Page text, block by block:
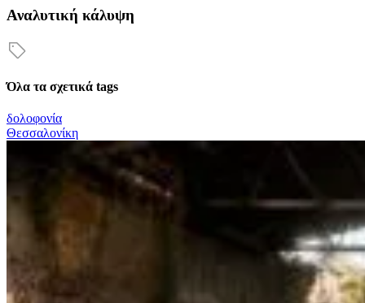
Αναλυτική κάλυψη
Όλα τα σχετικά tags
δολοφονία
Θεσσαλονίκη